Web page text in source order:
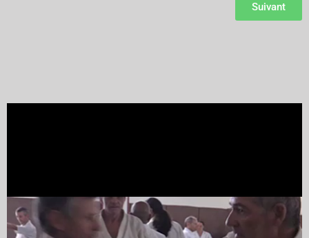
Suivant